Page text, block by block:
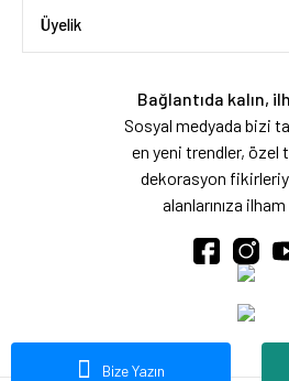
Bize Yazın
Üyelik
Bağlantıda kalın,
Sosyal medyada bizi
en yeni trendler, özel
dekorasyon
alanlarınıza